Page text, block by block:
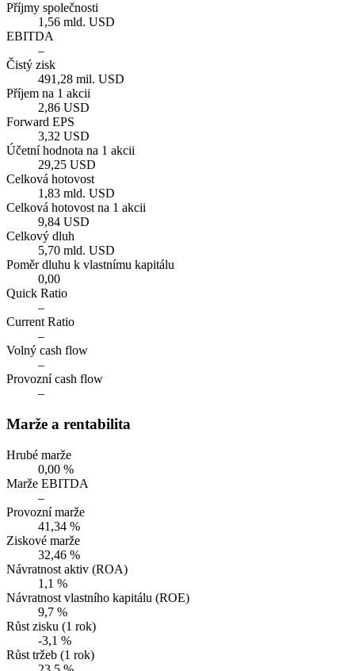
Příjmy společnosti
1,56 mld. USD
EBITDA
–
Čistý zisk
491,28 mil. USD
Příjem na 1 akcii
2,86 USD
Forward EPS
3,32 USD
Účetní hodnota na 1 akcii
29,25 USD
Celková hotovost
1,83 mld. USD
Celková hotovost na 1 akcii
9,84 USD
Celkový dluh
5,70 mld. USD
Poměr dluhu k vlastnímu kapitálu
0,00
Quick Ratio
–
Current Ratio
–
Volný cash flow
–
Provozní cash flow
–
Marže a rentabilita
Hrubé marže
0,00 %
Marže EBITDA
–
Provozní marže
41,34 %
Ziskové marže
32,46 %
Návratnost aktiv (ROA)
1,1 %
Návratnost vlastního kapitálu (ROE)
9,7 %
Růst zisku (1 rok)
-3,1 %
Růst tržeb (1 rok)